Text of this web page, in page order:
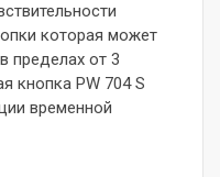
которая может
пределах от 3
кнопка PW 704 S
временной